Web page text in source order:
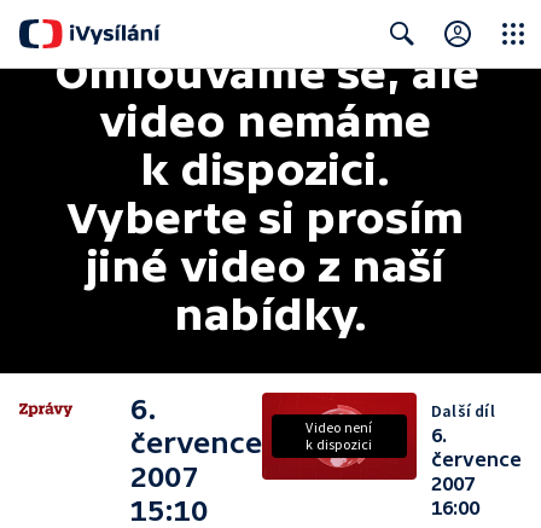
Search
Omlouváme se, ale
video nemáme
k dispozici.
Vyberte si prosím
jiné video z naší
nabídky.
6.
července
2007
15:10
Video není
k dispozici
Další díl
6.
července
2007
16:00